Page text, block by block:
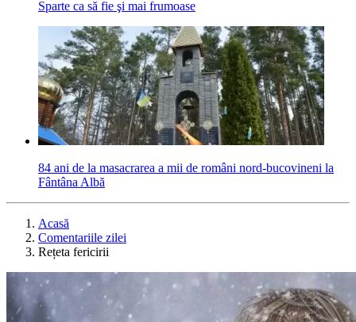
Sparte ca să fie şi mai frumoase
84 ani de la masacrarea a mii de români nord-bucovineni la
Fântâna Albă
Acasă
Comentariile zilei
Rețeta fericirii